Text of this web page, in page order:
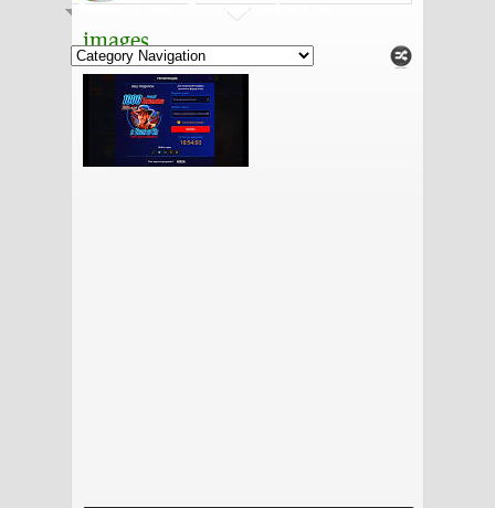
Рецепты с чаем Полезные свойства чая
images